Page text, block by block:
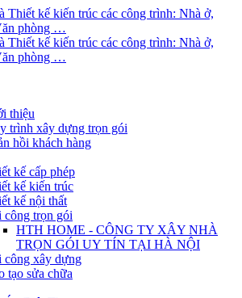
thiệu
trình xây dựng trọn gói
hồi khách hàng
kế cấp phép
kế kiến trúc
kế nội thất
công trọn gói
HTH HOME - CÔNG TY XÂY NHÀ
TRỌN GÓI UY TÍN TẠI HÀ NỘI
công xây dựng
tạo sửa chữa